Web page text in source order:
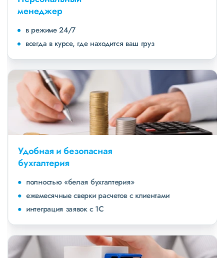
менеджер
в режиме 24/7
всегда в курсе, где находится ваш груз
Удобная и безопасная
бухгалтерия
полностью «белая бухгалтерия»
ежемесячные сверки расчетов с клиентами
интеграция заявок с 1С